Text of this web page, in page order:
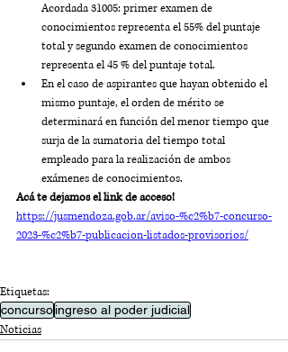
Acordada 31005: primer examen de
conocimientos representa el 55% del puntaje
total y segundo examen de conocimientos
representa el 45 % del puntaje total.
En el caso de aspirantes que hayan obtenido el
mismo puntaje, el orden de mérito se
determinará en función del menor tiempo que
surja de la sumatoria del tiempo total
empleado para la realización de ambos
exámenes de conocimientos.
Acá te dejamos el link de acceso!
https://jusmendoza.gob.ar/aviso-%c2%b7-concurso-
2023-%c2%b7-publicacion-listados-provisorios/
Etiquetas:
concursoingreso al poder judicial
Noticias